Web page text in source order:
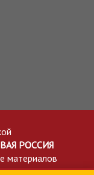
РОССИЯ
материалов
spravedlivo.ru